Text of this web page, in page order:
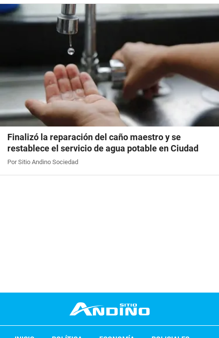
Finalizó la reparación del caño maestro y se
restablece el servicio de agua potable en Ciudad
Por Sitio Andino Sociedad